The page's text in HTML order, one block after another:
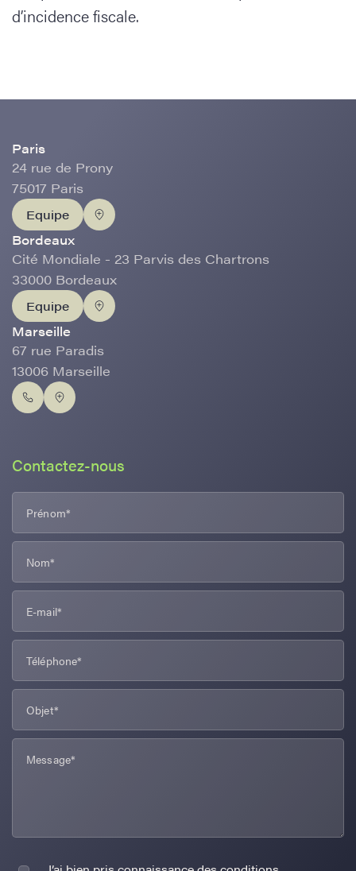
d’incidence fiscale.
Paris
24 rue de Prony
75017 Paris
Equipe
Bordeaux
Cité Mondiale - 23 Parvis des Chartrons
33000 Bordeaux
Equipe
Marseille
67 rue Paradis
13006 Marseille
Contactez-nous